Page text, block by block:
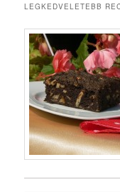
LEGKEDVELETEBB